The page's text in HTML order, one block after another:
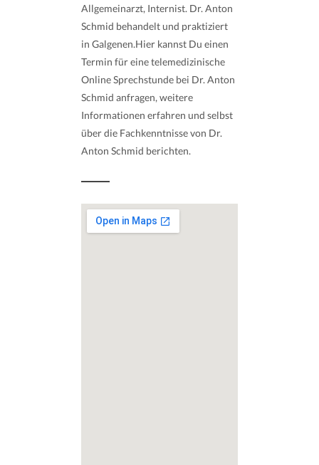
Allgemeinarzt, Internist. Dr. Anton
Schmid behandelt und praktiziert
in Galgenen.Hier kannst Du einen
Termin für eine telemedizinische
Online Sprechstunde bei Dr. Anton
Schmid anfragen, weitere
Informationen erfahren und selbst
über die Fachkenntnisse von Dr.
Anton Schmid berichten.